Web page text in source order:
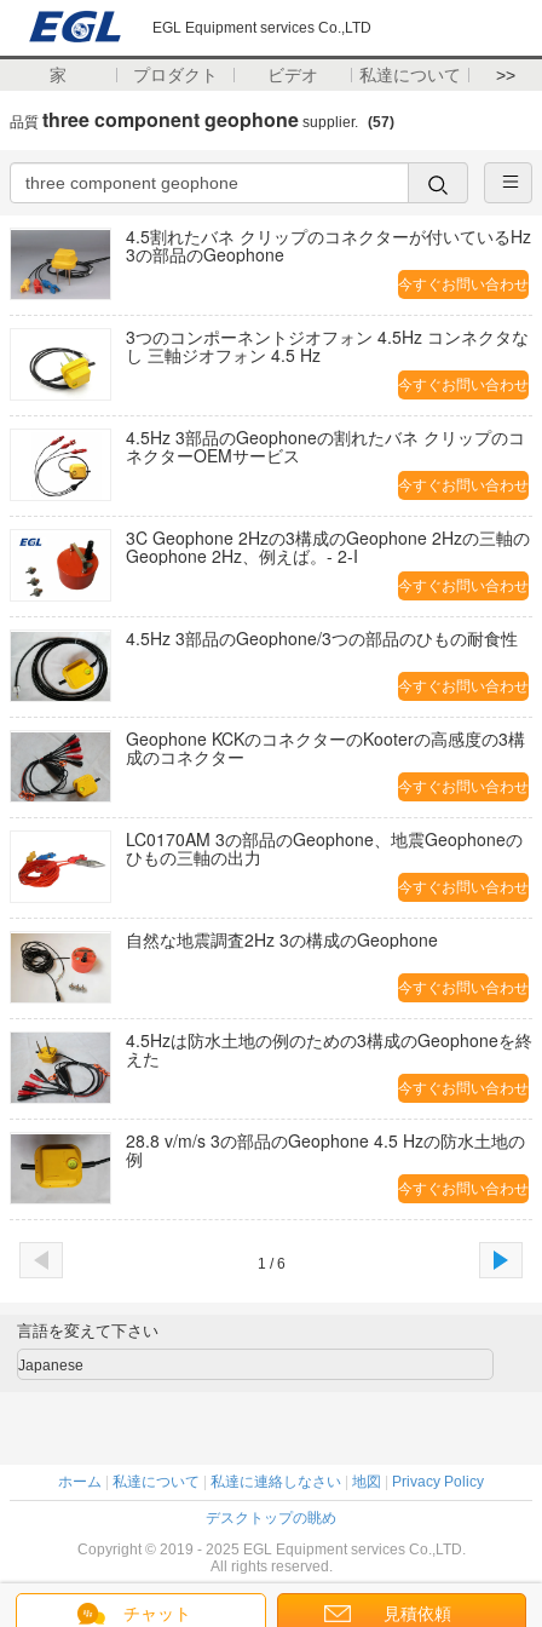
EGL Equipment services Co.,LTD
家 プロダクト ビデオ 私達について >>
品質 three component geophone supplier. (57)
4.5割れたバネ クリップのコネクターが付いているHz
3の部品のGeophone
今すぐお問い合わせ
3つのコンポーネントジオフォン 4.5Hz コンネクタな
し 三軸ジオフォン 4.5 Hz
今すぐお問い合わせ
4.5Hz 3部品のGeophoneの割れたバネ クリップのコ
ネクターOEMサービス
今すぐお問い合わせ
3C Geophone 2Hzの3構成のGeophone 2Hzの三軸の
Geophone 2Hz、例えば。- 2-I
今すぐお問い合わせ
4.5Hz 3部品のGeophone/3つの部品のひもの耐食性
今すぐお問い合わせ
Geophone KCKのコネクターのKooterの高感度の3構
成のコネクター
今すぐお問い合わせ
LC0170AM 3の部品のGeophone、地震Geophoneの
ひもの三軸の出力
今すぐお問い合わせ
自然な地震調査2Hz 3の構成のGeophone
今すぐお問い合わせ
4.5Hzは防水土地の例のための3構成のGeophoneを終
えた
今すぐお問い合わせ
28.8 v/m/s 3の部品のGeophone 4.5 Hzの防水土地の
例
今すぐお問い合わせ
1 / 6
チャット 見積依頼
言語を変えて下さい
Japanese
ホーム 私達について 私達に連絡しなさい 地図 Privacy Policy
デスクトップの眺め
Copyright © 2019 - 2025 EGL Equipment services Co.,LTD.
All rights reserved.